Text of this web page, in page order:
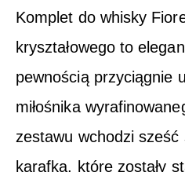
Komplet do whisky
kryształowego to
pewnością przyciągnie
miłośnika
zestawu wchodzi sześć
karafka, które zostały